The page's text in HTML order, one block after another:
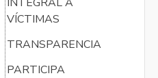
VÍCTIMAS
TRANSPARENCIA
PARTICIPA